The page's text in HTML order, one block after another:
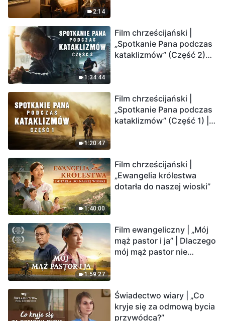
2:14
1:34:44
Film chrześcijański |
„Spotkanie Pana podczas
kataklizmów” (Część 2)
Ludzkość weszła w
odliczanie. Czy znalazłeś
już drogę ocalenia?
1:20:47
Film chrześcijański |
„Spotkanie Pana podczas
kataklizmów” (Część 1) |
1:40:00
Film chrześcijański |
„Ewangelia królestwa
dotarła do naszej wioski”
1:59:27
Film ewangeliczny | „Mój
mąż pastor i ja” | Dlaczego
mój mąż pastor nie
Świadectwo wiary | „Co
kryje się za odmową bycia
przywódcą?”